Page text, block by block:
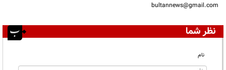
bultannews@gmail.com
نظر شما
نام